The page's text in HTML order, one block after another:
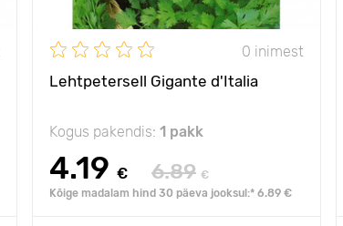
0 inimest
Lehtpetersell Gigante d'Italia
Kogus pakendis: 1 pakk
4.19 € 6.89 €
Kõige madalam hind 30 päeva jooksul:* 6.89 €